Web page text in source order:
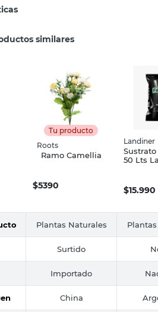
similares
Tu producto
Roots
Ramo Camellia
$5390
Landiner
50 Lts
$15.990
Plantas Naturales
Surtido
Importado
China